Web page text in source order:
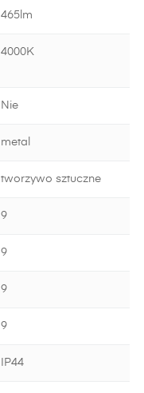
465lm
4000K
Nie
metal
tworzywo sztuczne
9
9
9
9
IP44